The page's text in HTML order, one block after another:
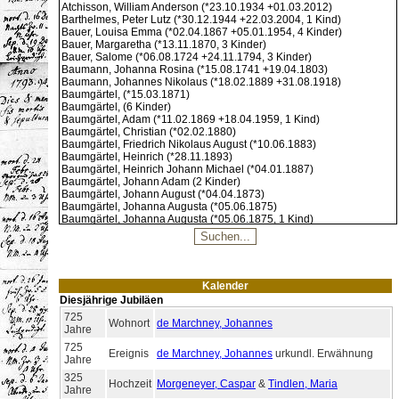
Atchisson, William Anderson (*23.10.1934 +01.03.2012)
Barthelmes, Peter Lutz (*30.12.1944 +22.03.2004, 1 Kind)
Bauer, Louisa Emma (*02.04.1867 +05.01.1954, 4 Kinder)
Bauer, Margaretha (*13.11.1870, 3 Kinder)
Bauer, Salome (*06.08.1724 +24.11.1794, 3 Kinder)
Baumann, Johanna Rosina (*15.08.1741 +19.04.1803)
Baumann, Johannes Nikolaus (*18.02.1889 +31.08.1918)
Baumgärtel, (*15.03.1871)
Baumgärtel, (6 Kinder)
Baumgärtel, Adam (*11.02.1869 +18.04.1959, 1 Kind)
Baumgärtel, Christian (*02.02.1880)
Baumgärtel, Friedrich Nikolaus August (*10.06.1883)
Baumgärtel, Heinrich (*28.11.1893)
Baumgärtel, Heinrich Johann Michael (*04.01.1887)
Baumgärtel, Johann Adam (2 Kinder)
Baumgärtel, Johann August (*04.04.1873)
Baumgärtel, Johanna Augusta (*05.06.1875)
Baumgärtel, Johanna Augusta (*05.06.1875, 1 Kind)
Baumgärtel, Lisette Johanna Friderika (*07.06.1898 +1983)
Bauriedel, Henriette (1 Kind)
Bautze, Johanna Elfriede (*29.10.1912, 1 Kind)
Bautze, Rudolf Oskar Erich (*19.02.1908 +30.07.1908)
Bautze, Walli Herta Elisabeth (*06.01.1907 +22.11.1996, 1 Kind)
Becker, Caroline Rosine (2 Kinder)
Benker, Anna Elisabetha (+11.07.1836, 6 Kinder)
Benker, Anna Katharina (*20.01.1865 +18.09.1921, 7 Kinder)
Benker, Anna Margarete Elisabeth (*11.04.1826 +10.05.1828)
Benker, Johann Christoph (*16.10.1819)
Bieler, Clara Frieda (*07.06.1872 +05.01.1938, 2 Kinder)
Kalender
Diesjährige Jubiläen
725
Jahre
Wohnort de Marchney, Johannes
725
Jahre
Ereignis de Marchney, Johannes urkundl. Erwähnung
325
Jahre
Hochzeit Morgeneyer, Caspar & Tindlen, Maria
30.07.1893 Geburt
Morgeneier, Georg Johann
30.07.1908 Tod
Bautze, Rudolf Oskar Erich
31.07.1880 Tod
Öhlschläger, Anna Maria
01.08.1685 Geburt
Marcheneyer, Anna Sybilla
01.08.1756 Geburt
Morgeneier, Johann Georg
01.08.1888 Geburt
Morgeneier, Johann(a)
01.08.1889 Geburt
Morgeneier, Emilie Barbara
01.08.1889 Geburt
Morgeneier, Else Dorothee
01.08.1939 Tod
Morganeier, Emil Carl
01.08.2001 Tod
Rytina, Ludmilla Francesca
02.08.1812 Geburt
Morgeneyer, Carl Friedrich
02.08.1891
Geburt
Preißler, Kurt
02.08.1952 Hochzeit Morgeneyer, Lothar&Vogel, Brigitta
Morgeneier, Erna Margarete
03.08.1787 Hochzeit Morgeneyer, Georg Simon
Johann&Baumann, Johanna Rosina
03.08.1822 Geburt
Morgeneier, Johann Wilhelm Rudolf
03.08.1835
Hochzeit Morgeneier, Johann Georg
03.08.1918
Hochzeit Morgeneier, Johann Jakob&Rennert,
03.08.1935 Hochzeit Morgeneyer, Ernst Alfred&Zenker,